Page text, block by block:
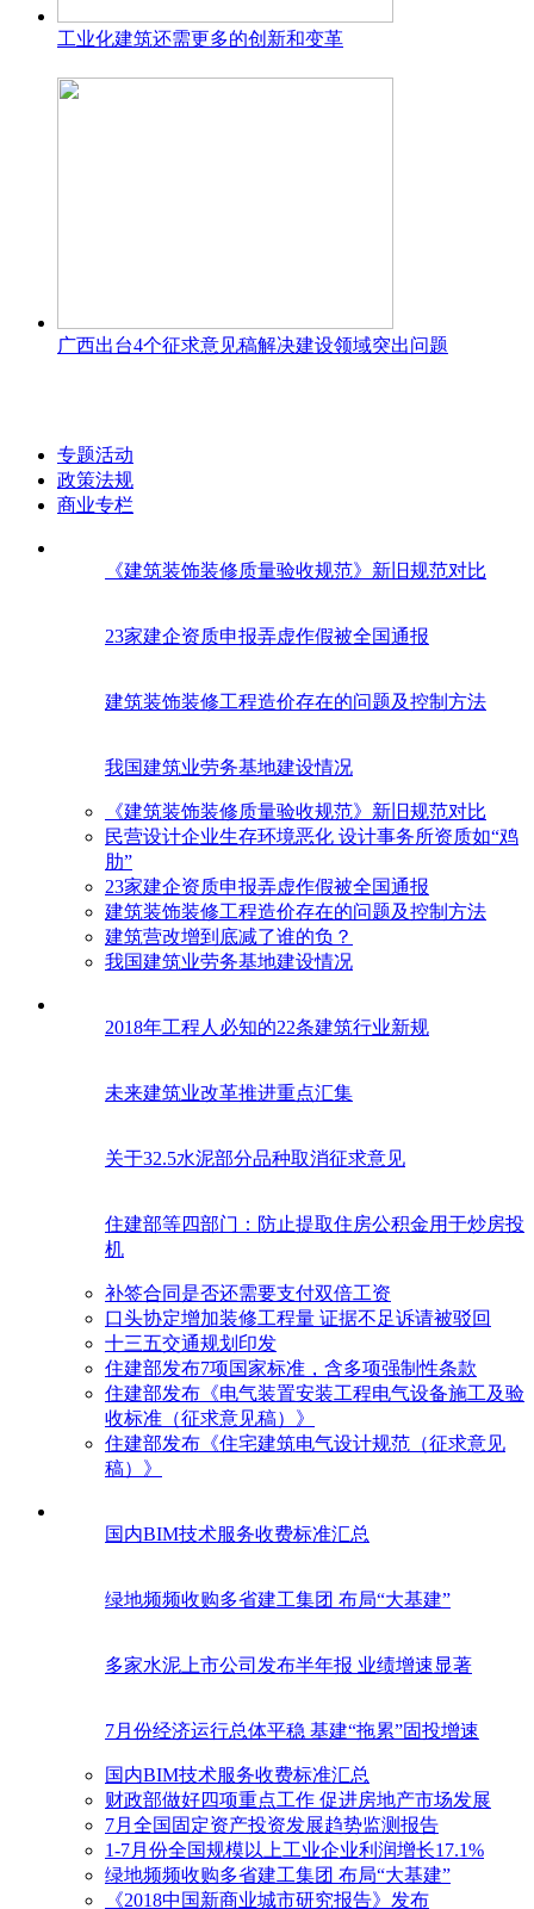
工业化建筑还需更多的创新和变革
广西出台4个征求意见稿解决建设领域突出问题
专题活动
政策法规
商业专栏
《建筑装饰装修质量验收规范》新旧规范对比
23家建企资质申报弄虚作假被全国通报
建筑装饰装修工程造价存在的问题及控制方法
我国建筑业劳务基地建设情况
《建筑装饰装修质量验收规范》新旧规范对比
民营设计企业生存环境恶化 设计事务所资质如“鸡
肋”
23家建企资质申报弄虚作假被全国通报
建筑装饰装修工程造价存在的问题及控制方法
建筑营改增到底减了谁的负？
我国建筑业劳务基地建设情况
2018年工程人必知的22条建筑行业新规
未来建筑业改革推进重点汇集
关于32.5水泥部分品种取消征求意见
住建部等四部门：防止提取住房公积金用于炒房投
机
补签合同是否还需要支付双倍工资
口头协定增加装修工程量 证据不足诉请被驳回
十三五交通规划印发
住建部发布7项国家标准，含多项强制性条款
住建部发布《电气装置安装工程电气设备施工及验
收标准（征求意见稿）》
住建部发布《住宅建筑电气设计规范（征求意见
稿）》
国内BIM技术服务收费标准汇总
绿地频频收购多省建工集团 布局“大基建”
多家水泥上市公司发布半年报 业绩增速显著
7月份经济运行总体平稳 基建“拖累”固投增速
国内BIM技术服务收费标准汇总
财政部做好四项重点工作 促进房地产市场发展
7月全国固定资产投资发展趋势监测报告
1-7月份全国规模以上工业企业利润增长17.1%
绿地频频收购多省建工集团 布局“大基建”
《2018中国新商业城市研究报告》发布